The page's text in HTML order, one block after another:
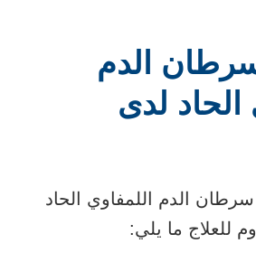
الدم
الحاد لدى
الدم اللمفاوي الحاد
للعلاج ما يلي: